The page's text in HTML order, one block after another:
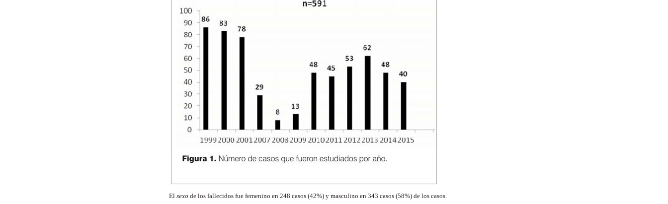
El sexo de los fallecidos fue femenino en 248 casos (42%) y masculino en 343 casos (58%) de los casos.